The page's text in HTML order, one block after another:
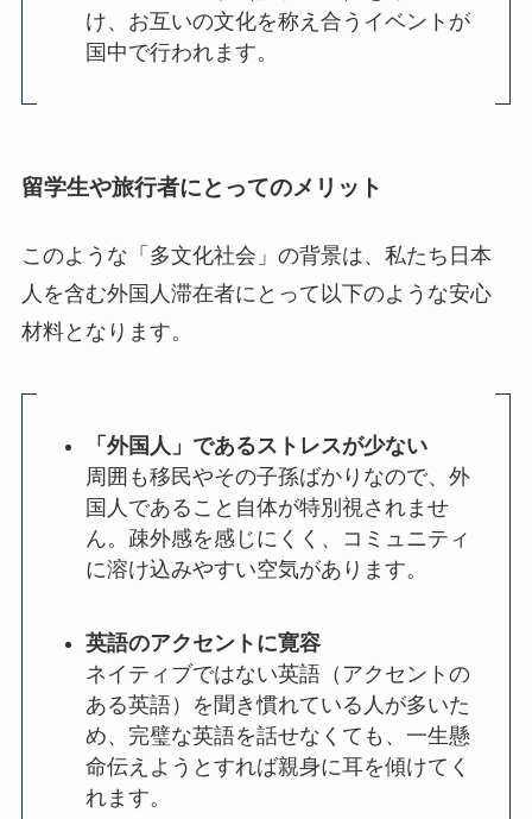
け、お互いの文化を称え合うイベントが
国中で行われます。
留学生や旅行者にとってのメリット
このような「多文化社会」の背景は、私たち日本
人を含む外国人滞在者にとって以下のような安心
材料となります。
「外国人」であるストレスが少ない
周囲も移民やその子孫ばかりなので、外
国人であること自体が特別視されませ
ん。疎外感を感じにくく、コミュニティ
に溶け込みやすい空気があります。
英語のアクセントに寛容
ネイティブではない英語（アクセントの
ある英語）を聞き慣れている人が多いた
め、完璧な英語を話せなくても、一生懸
命伝えようとすれば親身に耳を傾けてく
れます。